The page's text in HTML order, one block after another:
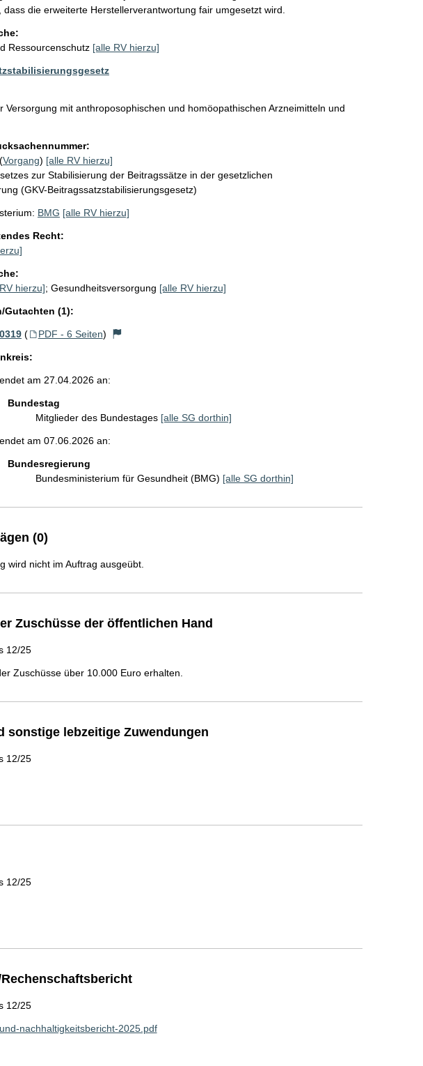
dass die erweiterte Herstellerverantwortung fair umgesetzt wird.
Ressourcenschutz [alle RV hierzu]
Versorgung mit anthroposophischen und homöopathischen Arzneimitteln und
Vorgang) [alle RV hierzu]
zur Stabilisierung der Beitragssätze in der gesetzlichen
(GKV-Beitragssatzstabilisierungsgesetz)
BMG [alle RV hierzu]
Recht:
hierzu]; Gesundheitsversorgung [alle RV hierzu]
Gutachten (1):
( PDF - 6 Seiten)
am 27.04.2026 an:
Bundestag
Mitglieder des Bundestages [alle SG dorthin]
am 07.06.2026 an:
Bundesregierung
Bundesministerium für Gesundheit (BMG) [alle SG dorthin]
(0)
wird nicht im Auftrag ausgeübt.
Zuschüsse der öffentlichen Hand
12/25
Zuschüsse über 10.000 Euro erhalten.
sonstige lebzeitige Zuwendungen
12/25
12/25
12/25
nachhaltigkeitsbericht-2025.pdf